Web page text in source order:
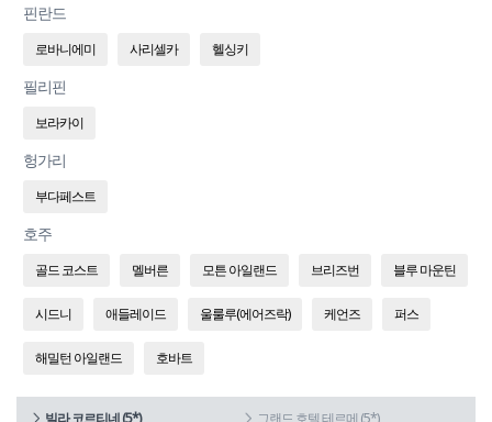
핀란드
로바니에미 사리셀카 헬싱키
필리핀
보라카이
헝가리
부다페스트
호주
골드 코스트 멜버른 모튼 아일랜드 브리즈번 블루 마운틴
시드니 애들레이드 울룰루(에어즈락) 케언즈 퍼스
해밀턴 아일랜드 호바트
빌라 코르티네 (5*)
그랜드 호텔 테르메 (5*)